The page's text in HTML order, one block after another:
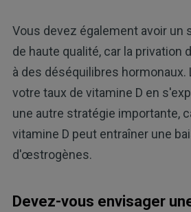
Vous devez également avoir un
de haute qualité, car la privation
à des déséquilibres hormonaux.
votre taux de vitamine D en
une autre stratégie importante,
vitamine D peut entraîner une
d'œstrogènes.
Devez-vous envisager